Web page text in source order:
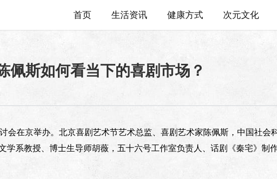
首页 生活资讯 健康方式 次元文化
佩斯如何看当下的喜剧市场？
会在京举办。北京喜剧艺术节艺术总监、喜剧艺术家陈佩斯，中国社会
学系教授、博士生导师胡薇，五十六号工作室负责人、话剧《秦宅》制